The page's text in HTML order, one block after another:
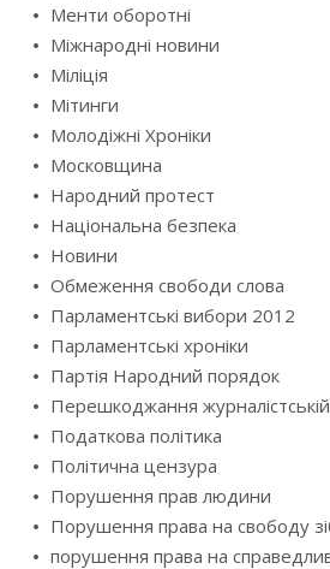
Менти оборотні
Міжнародні новини
Міліція
Мітинги
Молодіжні Хроніки
Московщина
Народний протест
Національна безпека
Новини
Обмеження свободи слова
Парламентські вибори 2012
Парламентські хроніки
Партія Народний порядок
Перешкоджання журналістській
Податкова політика
Політична цензура
Порушення прав людини
Порушення права на свободу
порушення права на